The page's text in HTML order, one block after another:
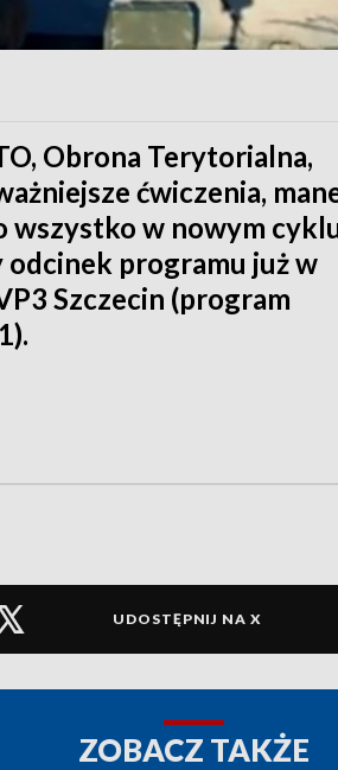
Obrona Terytorialna,
ćwiczenia,
wszystko w nowym
programu już w
Szczecin (program
UDOSTĘPNIJ NA X
ZOBACZ TAKŻE